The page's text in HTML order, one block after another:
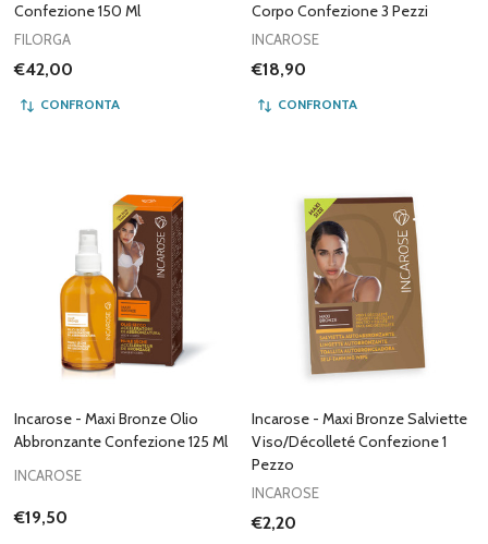
Confezione 150 Ml
FILORGA
€42,00
CONFRONTA
Corpo Confezione 3 Pezzi
INCAROSE
€18,90
CONFRONTA
Incarose - Maxi Bronze Olio
Abbronzante Confezione 125 Ml
INCAROSE
€19,50
Incarose - Maxi Bronze Salviette
Viso/Décolleté Confezione 1
Pezzo
INCAROSE
€2,20